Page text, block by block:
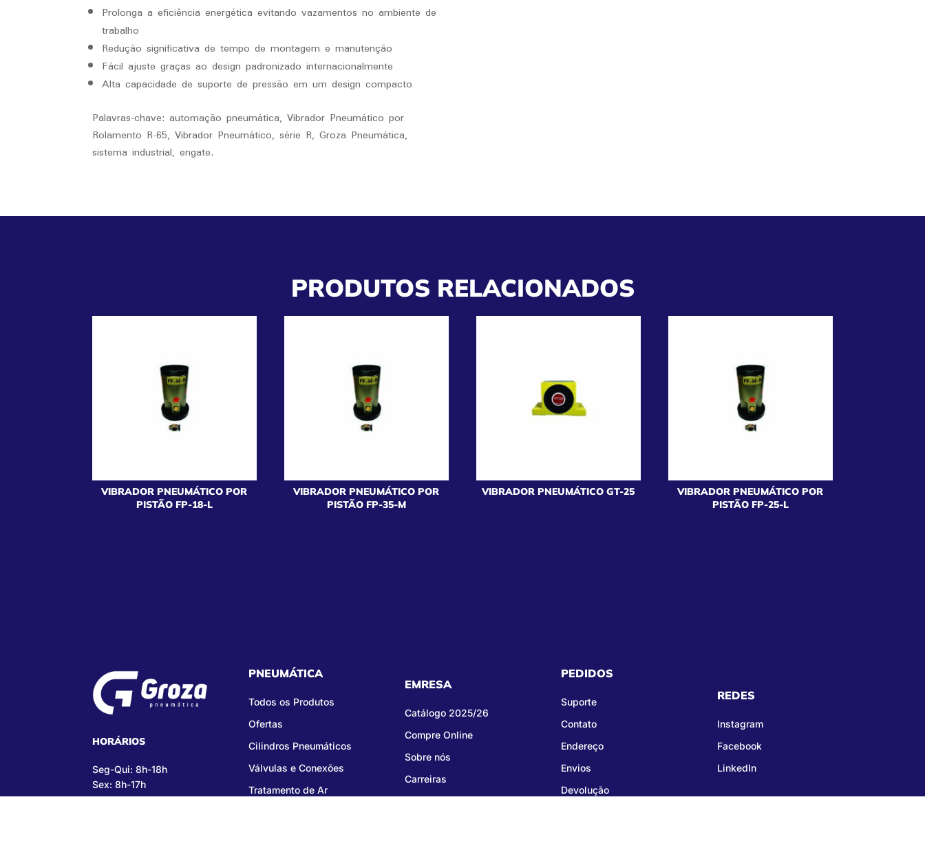
Prolonga a eficiência energética evitando vazamentos no ambiente de
trabalho
Redução significativa de tempo de montagem e manutenção
Fácil ajuste graças ao design padronizado internacionalmente
Alta capacidade de suporte de pressão em um design compacto
Palavras-chave: automação pneumática, Vibrador Pneumático por
Rolamento R-65, Vibrador Pneumático, série R, Groza Pneumática,
sistema industrial, engate.
PRODUTOS RELACIONADOS
VIBRADOR PNEUMÁTICO POR
PISTÃO FP-18-L
VIBRADOR PNEUMÁTICO POR
PISTÃO FP-35-M
VIBRADOR PNEUMÁTICO GT-25
VIBRADOR PNEUMÁTICO POR
PISTÃO FP-25-L
HORÁRIOS
Seg-Qui: 8h-18h
Sex: 8h-17h
PNEUMÁTICA
Todos os Produtos
Ofertas
Cilindros Pneumáticos
Válvulas e Conexões
Tratamento de Ar
EMRESA
Catálogo 2025/26
Compre Online
Sobre nós
Carreiras
PEDIDOS
Suporte
Contato
Endereço
Envios
Devolução
REDES
Instagram
Facebook
LinkedIn